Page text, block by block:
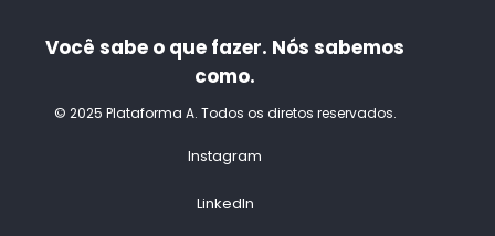
Você sabe o que fazer. Nós sabemos
como.
© 2025 Plataforma A. Todos os diretos reservados.
Instagram
LinkedIn